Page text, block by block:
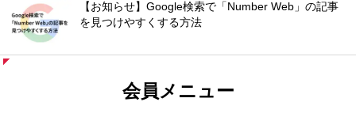
【お知らせ】Google検索で「Number Web」の記事
を見つけやすくする方法
会員メニュー